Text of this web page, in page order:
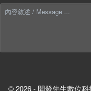
© 2026 - 開發先生數位